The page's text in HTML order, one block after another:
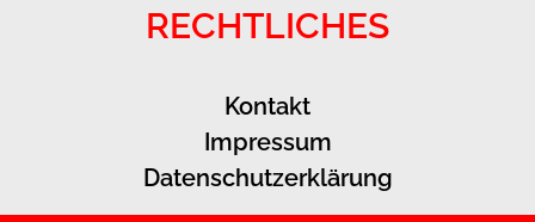
RECHTLICHES
Kontakt
Impressum
Datenschutzerklärung